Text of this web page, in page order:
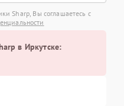
Sharp, Вы соглашаетесь с
в Иркутске: